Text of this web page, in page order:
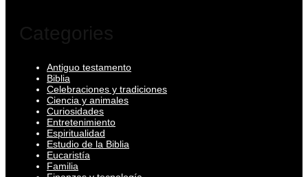
Categories
Antiguo testamento
Biblia
Celebraciones y tradiciones
Ciencia y animales
Curiosidades
Entretenimiento
Espiritualidad
Estudio de la Biblia
Eucaristía
Familia